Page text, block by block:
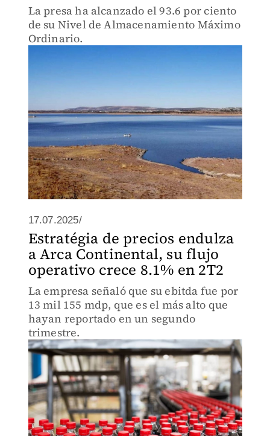
La presa ha alcanzado el 93.6 por ciento
de su Nivel de Almacenamiento Máximo
Ordinario.
17.07.2025/
Estratégia de precios endulza
a Arca Continental, su flujo
operativo crece 8.1% en 2T2
La empresa señaló que su ebitda fue por
13 mil 155 mdp, que es el más alto que
hayan reportado en un segundo
trimestre.